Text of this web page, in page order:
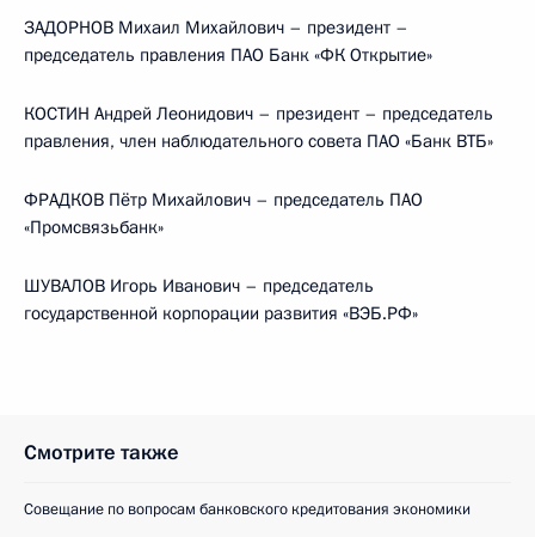
ЗАДОРНОВ Михаил Михайлович – президент –
председатель правления ПАО Банк «ФК Открытие»
КОСТИН Андрей Леонидович – президент – председатель
правления, член наблюдательного совета ПАО «Банк ВТБ»
ФРАДКОВ Пётр Михайлович – председатель ПАО
«Промсвязьбанк»
ШУВАЛОВ Игорь Иванович – председатель
государственной корпорации развития «ВЭБ.РФ»
Смотрите также
Совещание по вопросам банковского кредитования экономики